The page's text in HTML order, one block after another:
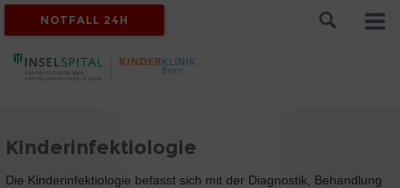
NOTFALL 24H
Kinderinfektiologie
Die Kinderinfektiologie befasst sich mit der Diagnostik, Behandlung